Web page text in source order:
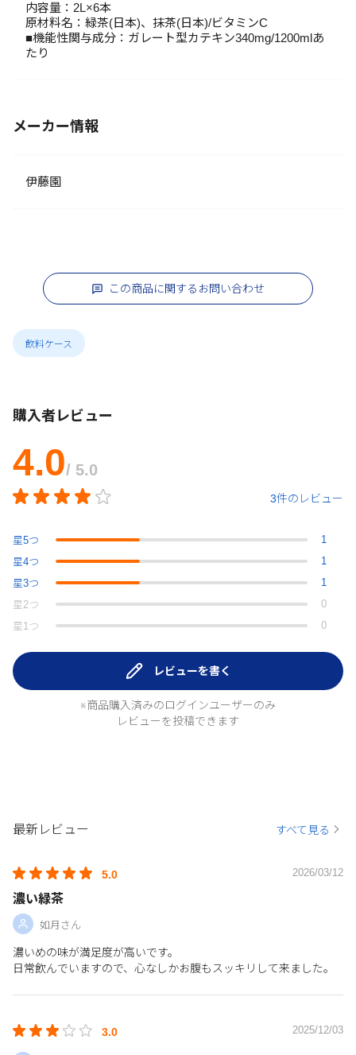
内容量：2L×6本
原材料名：緑茶(日本)、抹茶(日本)/ビタミンC
■機能性関与成分：ガレート型カテキン340mg/1200mlあ
たり
メーカー情報
伊藤園
この商品に関するお問い合わせ
飲料ケース
購入者レビュー
4.0/ 5.0
3件のレビュー
星5つ
1
星4つ
1
星3つ
1
星 2つ
0
星 1つ 0
レビューを書く
※商品購入済みのログインユーザーのみ
レビューを投稿できます
最新レビュー すべて見る
5.0 2026/03/12
濃い緑茶
如月さん
濃いめの味が満足度が高いです。
日常飲んでいますので、心なしかお腹もスッキリして来ました。
3.0 2025/12/03